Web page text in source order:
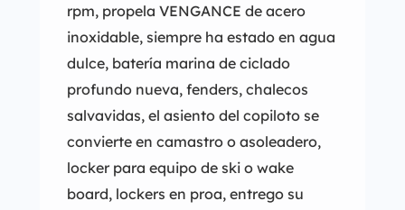
rpm, propela VENGANCE de acero
inoxidable, siempre ha estado en agua
dulce, batería marina de ciclado
profundo nueva, fenders, chalecos
salvavidas, el asiento del copiloto se
convierte en camastro o asoleadero,
locker para equipo de ski o wake
board, lockers en proa, entrego su